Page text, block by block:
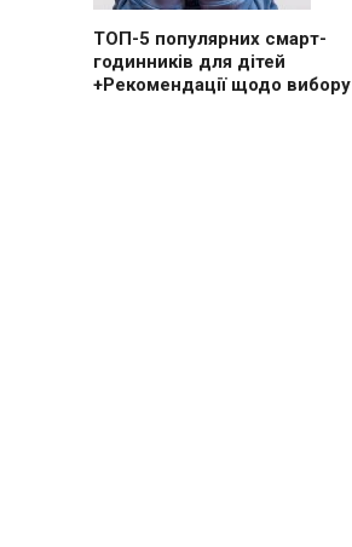
ТОП-5 популярних смарт-
годинників для дітей
+Рекомендації щодо вибору